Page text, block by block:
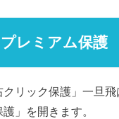
レミアム保護
クリック保護」一旦
」を開きます。